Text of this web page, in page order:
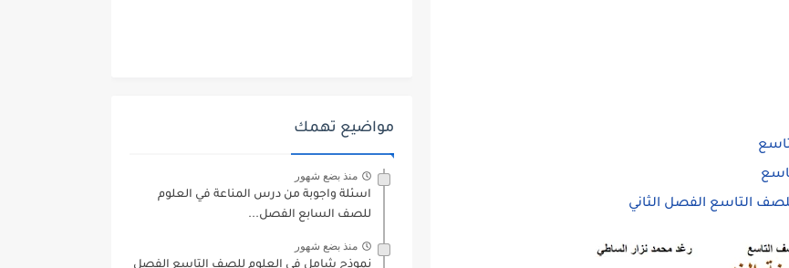
التاسع الفصل الثاني
مواضيع تهمك
منذ بضع شهور
اسئلة واجوبة من درس المناعة في العلوم
للصف السابع الفصل...
منذ بضع شهور